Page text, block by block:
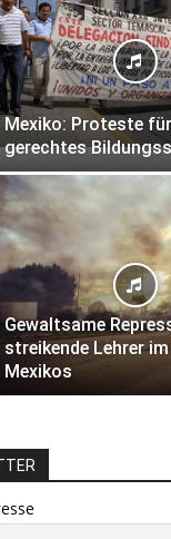
Mexiko: Proteste
gerechtes
Gewaltsame
streikende Lehrer
Mexikos